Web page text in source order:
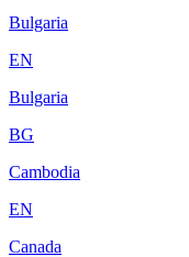
Bulgaria
EN
Bulgaria
BG
Cambodia
EN
Canada